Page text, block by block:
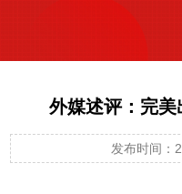
外媒述评：完
发布时间：